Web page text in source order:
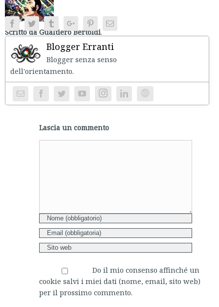
Scritto da Gualtiero Bertoldi.
FacebookTwitter TumblrGoogle+PinterestEmail
Blogger Erranti
Blogger senza senso
Instagram Website
Lascia un commento
Do il mio consenso affinché un
cookie salvi i miei dati (nome, email, sito web)
per il prossimo commento.